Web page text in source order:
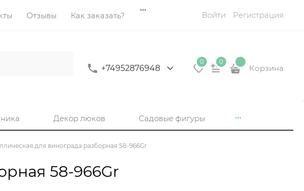
Отзывы Как заказать? Войти Регистрация
+74952876948
0 0
Корзина
Декор люков Садовые фигуры
для винограда разборная 58-966Gr
58-966Gr